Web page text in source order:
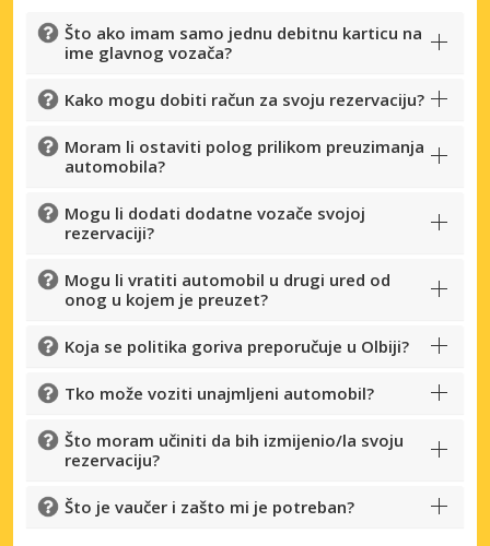
Što ako imam samo jednu debitnu karticu na
ime glavnog vozača?
Kako mogu dobiti račun za svoju rezervaciju?
Moram li ostaviti polog prilikom preuzimanja
automobila?
Mogu li dodati dodatne vozače svojoj
rezervaciji?
Mogu li vratiti automobil u drugi ured od
onog u kojem je preuzet?
Koja se politika goriva preporučuje u Olbiji?
Tko može voziti unajmljeni automobil?
Što moram učiniti da bih izmijenio/la svoju
rezervaciju?
Što je vaučer i zašto mi je potreban?